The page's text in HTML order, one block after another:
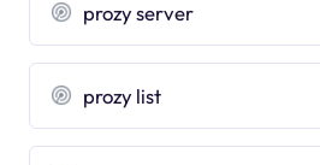
prozy server
prozy list